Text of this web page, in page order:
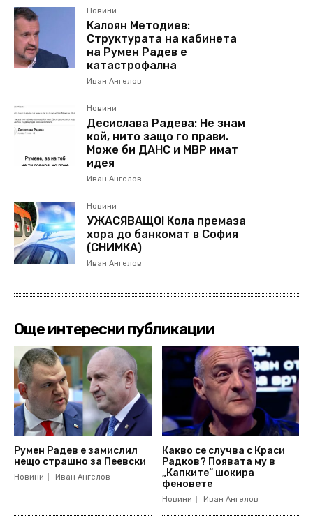
Новини
Калоян Методиев:
Структурата на кабинета
на Румен Радев е
катастрофална
Иван Ангелов
Новини
Десислава Радева: Не знам
кой, нито защо го прави.
Може би ДАНС и МВР имат
идея
Иван Ангелов
Новини
УЖАСЯВАЩО! Кола премаза
хора до банкомат в София
(СНИМКА)
Иван Ангелов
Още интересни публикации
Румен Радев е замислил
нещо страшно за Пеевски
Новини Иван Ангелов
Какво се случва с Краси
Радков? Появата му в
„Капките“ шокира
феновете
Новини Иван Ангелов